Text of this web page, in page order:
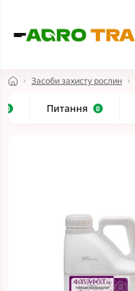
Засоби захисту рослин
0 Питання 0